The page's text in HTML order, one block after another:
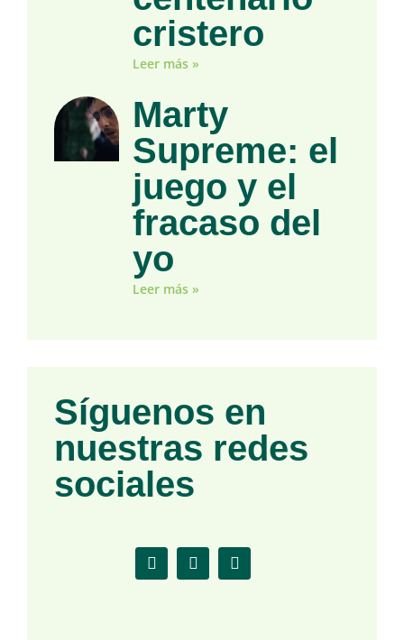
cristero
Leer más »
Marty
Supreme: el
juego y el
fracaso del
yo
Leer más »
Síguenos en
nuestras redes
sociales